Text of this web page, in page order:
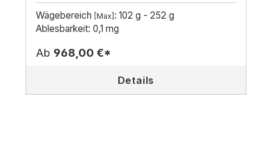
Wägebereich [Max] : 102 g - 252 g
Ablesbarkeit: 0,1 mg
Ab 968,00 €*
Details